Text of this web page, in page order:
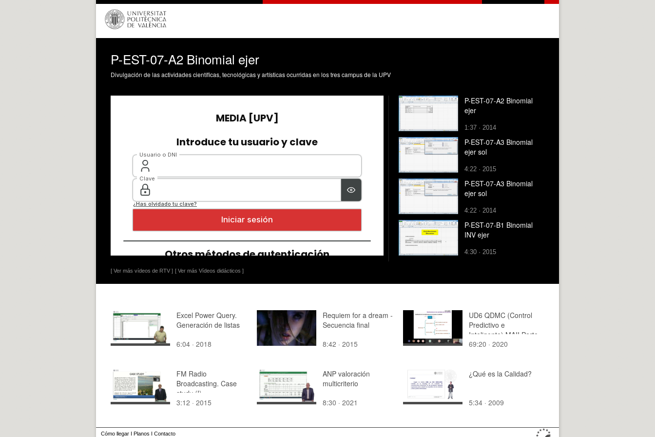
P-EST-07-A2 Binomial ejer
Divulgación de las actividades científicas, tecnológicas y artísticas ocurridas en los tres campus de la UPV
[ Ver más vídeos de RTV ] [ Ver más Vídeos didácticos ]
P-EST-07-A2 Binomial
ejer
1:37 · 2014
P-EST-07-A3 Binomial
ejer sol
4:22 · 2015
P-EST-07-A3 Binomial
ejer sol
4:22 · 2014
P-EST-07-B1 Binomial
INV ejer
4:30 · 2015
Excel Power Query.
Generación de listas
6:04 · 2018
Requiem for a dream -
Secuencia final
8:42 · 2015
UD6 QDMC (Control
Predictivo e
Inteligente) MAII Parte
II 19-20
69:20 · 2020
FM Radio
Broadcasting. Case
study (I)
3:12 · 2015
ANP valoración
multicriterio
8:30 · 2021
¿Qué es la Calidad?
5:34 · 2009
Cómo llegar I Planos I Contacto